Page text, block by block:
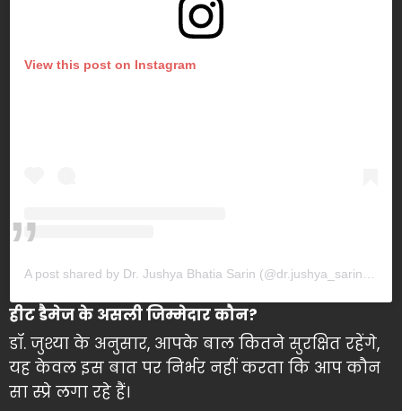
View this post on Instagram
हीट डैमेज के असली जिम्मेदार कौन?
डॉ. जुश्या के अनुसार, आपके बाल कितने सुरक्षित रहेंगे,
यह केवल इस बात पर निर्भर नहीं करता कि आप कौन
सा स्प्रे लगा रहे हैं।